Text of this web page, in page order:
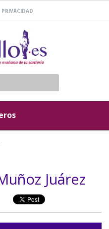
PRIVACIDAD
Juárez